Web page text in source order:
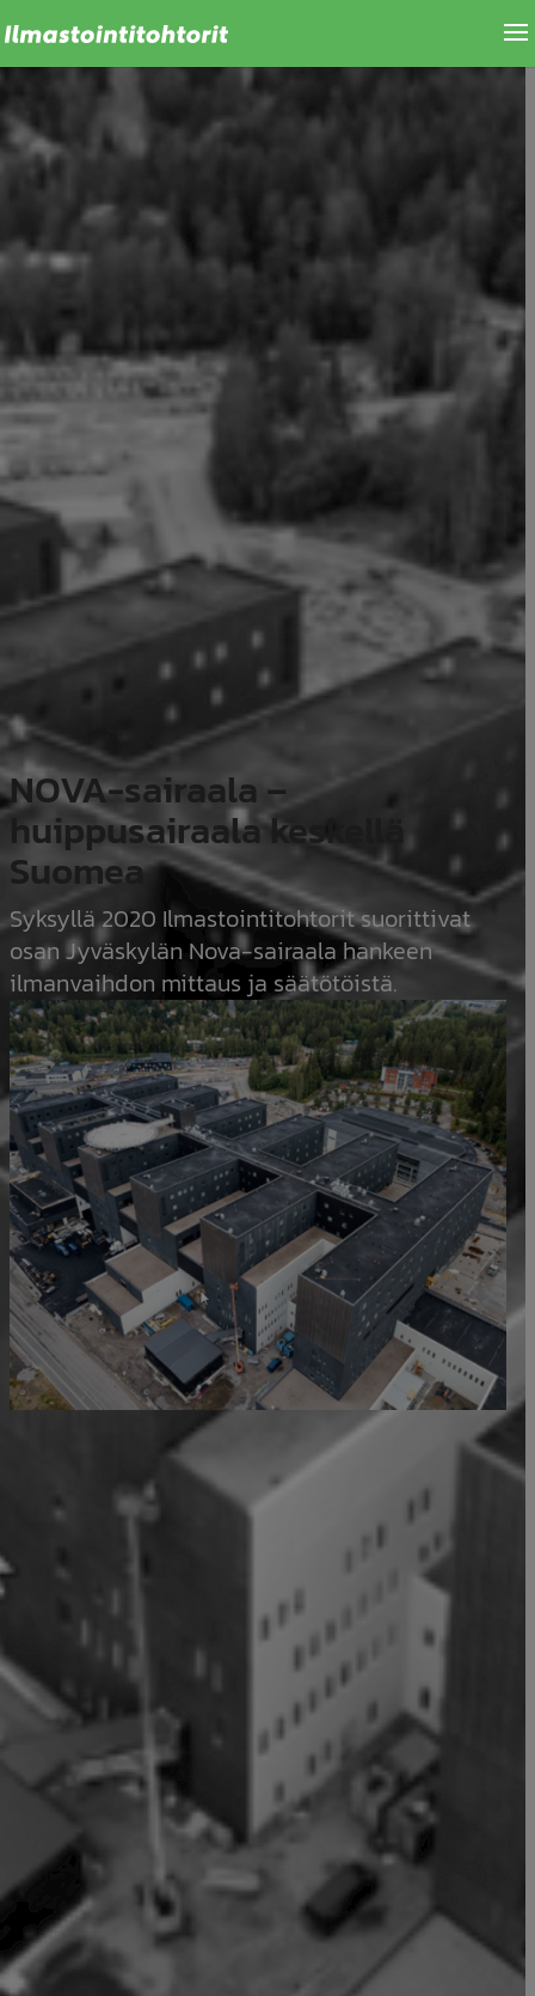
NOVA-sairaala –
huippusairaala keskellä
Suomea
Syksyllä 2020 Ilmastointitohtorit suorittivat
osan Jyväskylän Nova-sairaala hankeen
ilmanvaihdon mittaus ja säätötöistä.